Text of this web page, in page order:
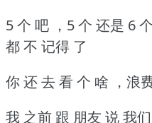
5 个 吧 ，5 个 还是 6
都 不 记得 了
你 还 去 看 个 啥 ，浪
我 之前 跟 朋友 说 我